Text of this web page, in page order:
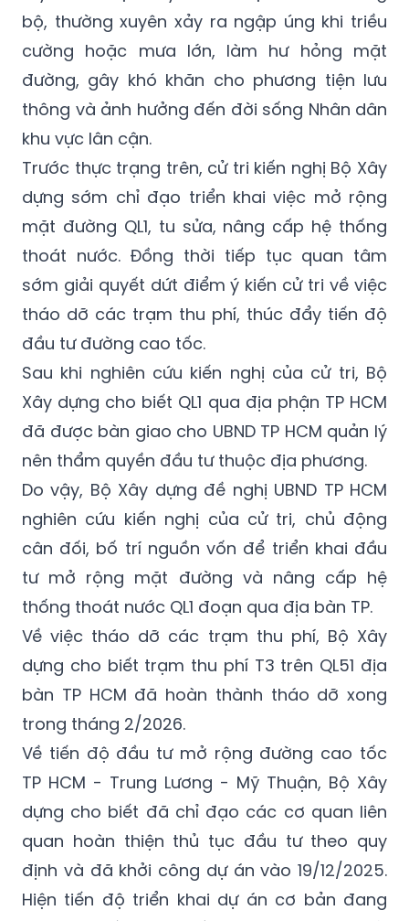
cạnh đó, hệ thống thoát nước dọc
tuyến QL1 hiện nay chưa được đầu tư đồng
bộ, thường xuyên xảy ra ngập úng khi triều
cường hoặc mưa lớn, làm hư hỏng mặt
đường, gây khó khăn cho phương tiện lưu
thông và ảnh hưởng đến đời sống Nhân dân
khu vực lân cận.
Trước thực trạng trên, cử tri kiến nghị Bộ Xây
dựng sớm chỉ đạo triển khai việc mở rộng
mặt đường QL1, tu sửa, nâng cấp hệ thống
thoát nước. Đồng thời tiếp tục quan tâm
sớm giải quyết dứt điểm ý kiến cử tri về việc
tháo dỡ các trạm thu phí, thúc đẩy tiến độ
đầu tư đường cao tốc.
Sau khi nghiên cứu kiến nghị của cử tri, Bộ
Xây dựng cho biết QL1 qua địa phận TP HCM
đã được bàn giao cho UBND TP HCM quản lý
nên thẩm quyền đầu tư thuộc địa phương.
Do vậy, Bộ Xây dựng đề nghị UBND TP HCM
nghiên cứu kiến nghị của cử tri, chủ động
cân đối, bố trí nguồn vốn để triển khai đầu
tư mở rộng mặt đường và nâng cấp hệ
thống thoát nước QL1 đoạn qua địa bàn TP.
Về việc tháo dỡ các trạm thu phí, Bộ Xây
dựng cho biết trạm thu phí T3 trên QL51 địa
bàn TP HCM đã hoàn thành tháo dỡ xong
trong tháng 2/2026.
Về tiến độ đầu tư mở rộng đường cao tốc
TP HCM - Trung Lương - Mỹ Thuận, Bộ Xây
dựng cho biết đã chỉ đạo các cơ quan liên
quan hoàn thiện thủ tục đầu tư theo quy